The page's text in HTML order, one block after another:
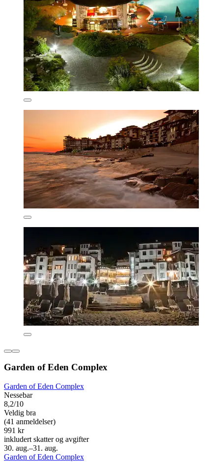
Garden of Eden Complex
Garden of Eden Complex
Nessebar
8,2/10
Veldig bra
(41 anmeldelser)
991 kr
inkludert skatter og avgifter
30. aug.–31. aug.
Garden of Eden Complex